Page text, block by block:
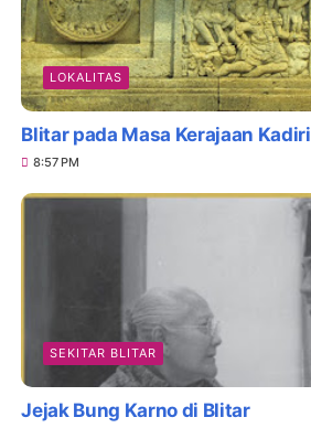
LOKALITAS
Blitar pada Masa Kerajaan Kadiri
8:57 PM
SEKITAR BLITAR
Jejak Bung Karno di Blitar